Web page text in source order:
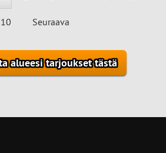
10 Seuraava
alueesi tarjoukset tästä